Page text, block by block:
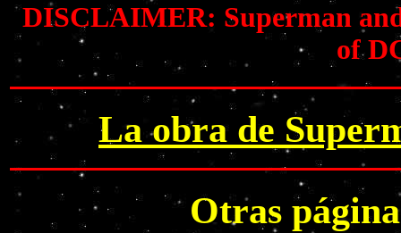
DISCLAIMER: Superman
of
La obra de
Otras